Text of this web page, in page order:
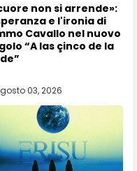
non si arrende»:
e l'ironia di
Cavallo nel nuovo
“A las çinco de la
03, 2026